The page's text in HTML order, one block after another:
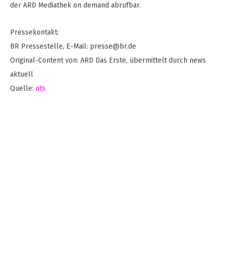
der ARD Mediathek on demand abrufbar.
Pressekontakt:
BR Pressestelle, E-Mail: presse@br.de
Original-Content von: ARD Das Erste, übermittelt durch news
aktuell
Quelle: ots